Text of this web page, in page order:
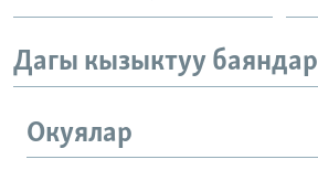
Дагы кызыктуу баяндар
Окуялар